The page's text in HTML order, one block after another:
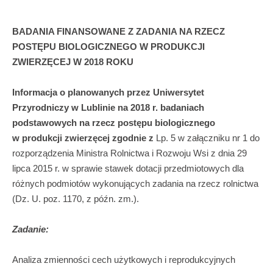
BADANIA FINANSOWANE Z ZADANIA NA RZECZ
POSTĘPU BIOLOGICZNEGO W PRODUKCJI
ZWIERZĘCEJ W 2018 ROKU
Informacja o planowanych przez Uniwersytet
Przyrodniczy w Lublinie na 2018 r. badaniach
podstawowych na rzecz postępu biologicznego
w produkcji zwierzęcej zgodnie z Lp. 5 w załączniku nr 1 do
rozporządzenia Ministra Rolnictwa i Rozwoju Wsi z dnia 29
lipca 2015 r. w sprawie stawek dotacji przedmiotowych dla
różnych podmiotów wykonujących zadania na rzecz rolnictwa
(Dz. U. poz. 1170, z późn. zm.).
Zadanie:
Analiza zmienności cech użytkowych i reprodukcyjnych